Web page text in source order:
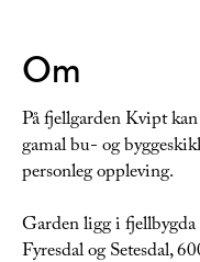
Om
På fjellgarden Kvipt
gamal bu- og
personleg oppleving.
Garden ligg i
Fyresdal og Setesdal,